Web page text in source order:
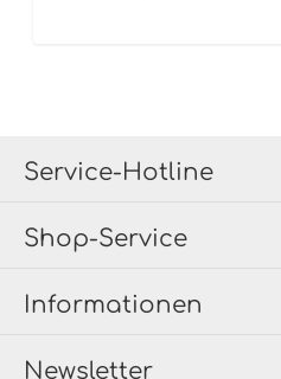
Newsletter
Service-Hotline
Shop-Service
Informationen